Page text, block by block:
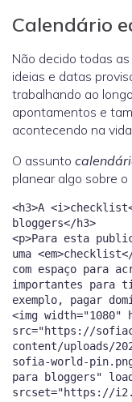
Calendário
Não decido todas
ideias e datas
trabalhando ao
apontamentos e
acontecendo na
O assunto
planear algo sobre
<h3>A
bloggers</h3>
<p>Para esta
uma
com espaço para
importantes para
exemplo, pagar
<img width="1080"
src="https://
content/uploads/
sofia-world-
para bloggers"
srcset="https://